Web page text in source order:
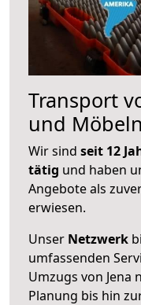
Transport
und
Wir sind seit 12
tätig und haben
Angebote als
erwiesen.
Unser Netzwerk
umfassenden
Umzugs von Jena
Planung bis hin